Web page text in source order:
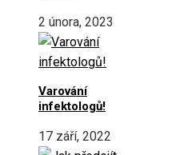
2 února, 2023
Varování
infektologů!
17 září, 2022